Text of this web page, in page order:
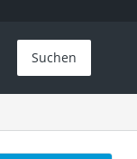
Suchen